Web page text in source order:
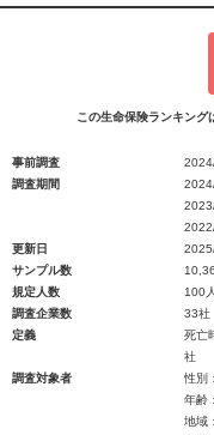
この生命保険ランキング
事前調査
調査期間
更新日
サンプル数
規定人数
100
調査企業数
33社
定義
死亡
社
調査対象者
性別
年齢
地域